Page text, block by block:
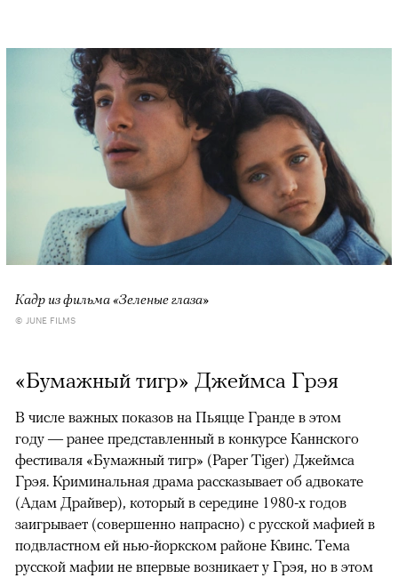
Кадр из фильма «Зеленые глаза»
© JUNE FILMS
«Бумажный тигр» Джеймса Грэя
В числе важных показов на Пьяцце Гранде в этом
году — ранее представленный в конкурсе Каннского
фестиваля «Бумажный тигр» (Paper Tiger) Джеймса
Грэя. Криминальная драма рассказывает об адвокате
(Адам Драйвер), который в середине 1980-х годов
заигрывает (совершенно напрасно) с русской мафией в
подвластном ей нью-йоркском районе Квинс. Тема
русской мафии не впервые возникает у Грэя, но в этом